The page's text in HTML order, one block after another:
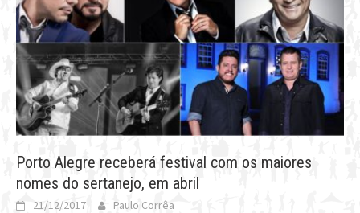
Porto Alegre receberá festival com os maiores
nomes do sertanejo, em abril
21/12/2017 Paulo Corrêa